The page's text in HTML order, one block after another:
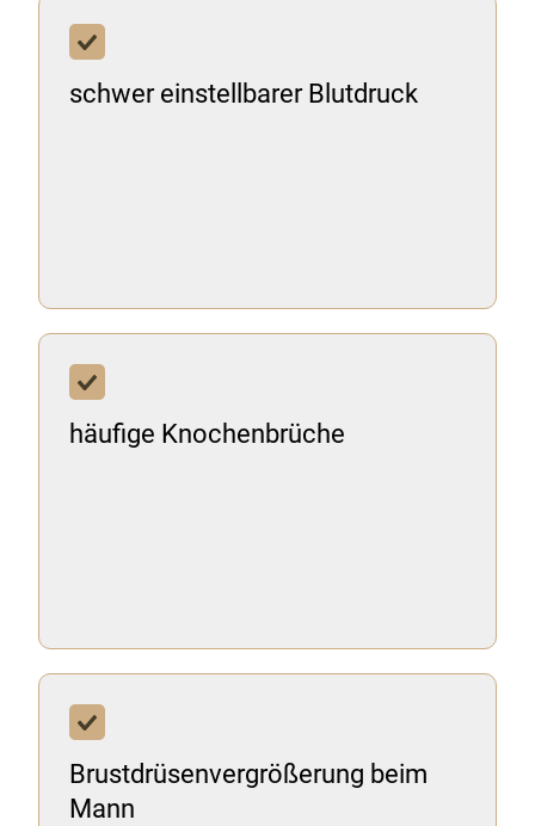
schwer einstellbarer Blutdruck
häufige Knochenbrüche
Brustdrüsenvergrößerung beim
Mann